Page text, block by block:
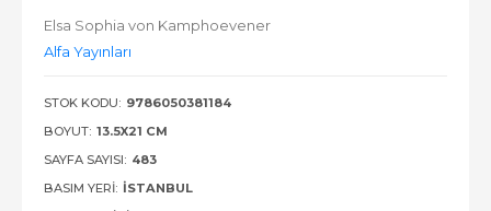
Elsa Sophia von Kamphoevener
Alfa Yayınları
STOK KODU: 9786050381184
BOYUT: 13.5X21 CM
SAYFA SAYISI: 483
BASIM YERI: İSTANBUL